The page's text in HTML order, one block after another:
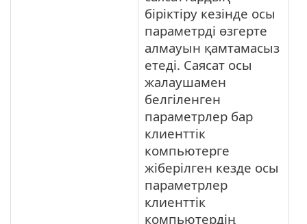
біріктіру кезінде осы
параметрді өзгерте
алмауын қамтамасыз
етеді. Саясат осы
жалаушамен
белгіленген
параметрлер бар
клиенттік
компьютерге
жіберілген кезде осы
параметрлер
клиенттік
компьютердің